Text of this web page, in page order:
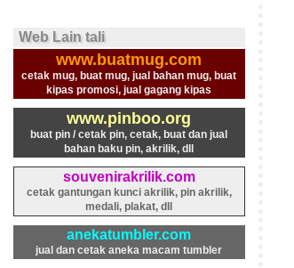
Web Lain tali
www.buatmug.com
cetak mug, buat mug, jual bahan mug, buat
kipas promosi, jual gagang kipas
www.pinboo.org
buat pin / cetak pin, cetak, buat dan jual
bahan baku pin, akrilik, dll
souvenirakrilik.com
cetak gantungan kunci akrilik, pin akrilik,
medali, plakat, dll
anekatumbler.com
jual dan cetak aneka macam tumbler